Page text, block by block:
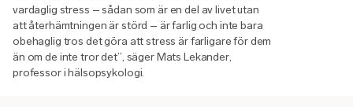
vardaglig stress – sådan som är en del av livet utan
att återhämtningen är störd – är farlig och inte bara
obehaglig tros det göra att stress är farligare för dem
än om de inte tror det”, säger Mats Lekander,
professor i hälsopsykologi.